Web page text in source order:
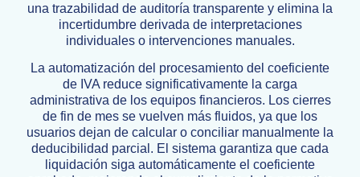
una trazabilidad de auditoría transparente y elimina la
incertidumbre derivada de interpretaciones
individuales o intervenciones manuales.
La automatización del procesamiento del coeficiente
de IVA reduce significativamente la carga
administrativa de los equipos financieros. Los cierres
de fin de mes se vuelven más fluidos, ya que los
usuarios dejan de calcular o conciliar manualmente la
deducibilidad parcial. El sistema garantiza que cada
liquidación siga automáticamente el coeficiente